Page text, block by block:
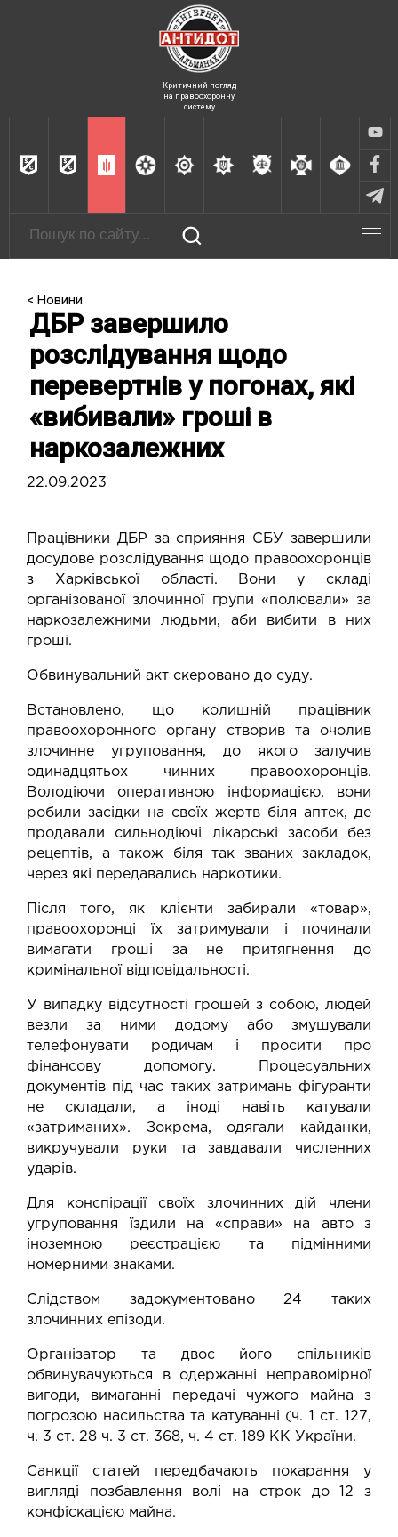
Критичний погляд
на правоохоронну
систему
< Новини
ДБР завершило
розслідування щодо
перевертнів у погонах, які
«вибивали» гроші в
наркозалежних
22.09.2023
Працівники ДБР за сприяння СБУ завершили
досудове розслідування щодо правоохоронців
з Харківської області. Вони у складі
організованої злочинної групи «полювали» за
наркозалежними людьми, аби вибити в них
гроші.
Обвинувальний акт скеровано до суду.
Встановлено, що колишній працівник
правоохоронного органу створив та очолив
злочинне угруповання, до якого залучив
одинадцятьох чинних правоохоронців.
Володіючи оперативною інформацією, вони
робили засідки на своїх жертв біля аптек, де
продавали сильнодіючі лікарські засоби без
рецептів, а також біля так званих закладок,
через які передавались наркотики.
Після того, як клієнти забирали «товар»,
правоохоронці їх затримували і починали
вимагати гроші за не притягнення до
кримінальної відповідальності.
У випадку відсутності грошей з собою, людей
везли за ними додому або змушували
телефонувати родичам і просити про
фінансову допомогу. Процесуальних
документів під час таких затримань фігуранти
не складали, а іноді навіть катували
«затриманих». Зокрема, одягали кайданки,
викручували руки та завдавали численних
ударів.
Для конспірації своїх злочинних дій члени
угруповання їздили на «справи» на авто з
іноземною реєстрацією та підмінними
номерними знаками.
Слідством задокументовано 24 таких
злочинних епізоди.
Організатор та двоє його спільників
обвинувачуються в одержанні неправомірної
вигоди, вимаганні передачі чужого майна з
погрозою насильства та катуванні (ч. 1 ст. 127,
ч. 3 ст. 28 ч. 3 ст. 368, ч. 4 ст. 189 КК України.
Санкції статей передбачають покарання у
вигляді позбавлення волі на строк до 12 з
конфіскацією майна.